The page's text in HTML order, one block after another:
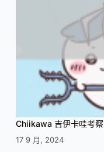
Chiikawa 吉伊卡哇考察
17 9 月, 2024